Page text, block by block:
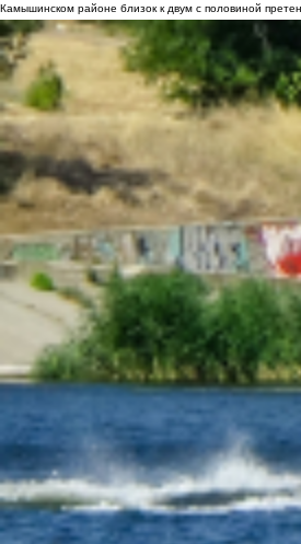
Камышинском районе близок к двум с половиной